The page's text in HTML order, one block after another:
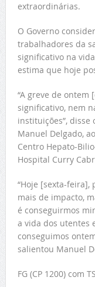
extraordinárias.
O Governo
trabalhadores da
significativo na
estima que hoje
“A greve de
significativo, nem
instituições”, disse
Manuel Delgado,
Centro Hepato-
Hospital Curry
“Hoje [sexta-
mais de impacto,
é conseguirmos
a vida dos utentes
conseguimos
salientou Manuel
FG (CP 1200) com